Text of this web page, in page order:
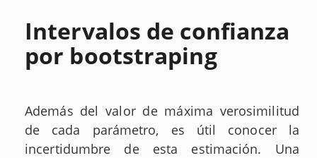
Intervalos de confianza
por bootstraping
Además del valor de máxima verosimilitud
de cada parámetro, es útil conocer la
incertidumbre de esta estimación. Una